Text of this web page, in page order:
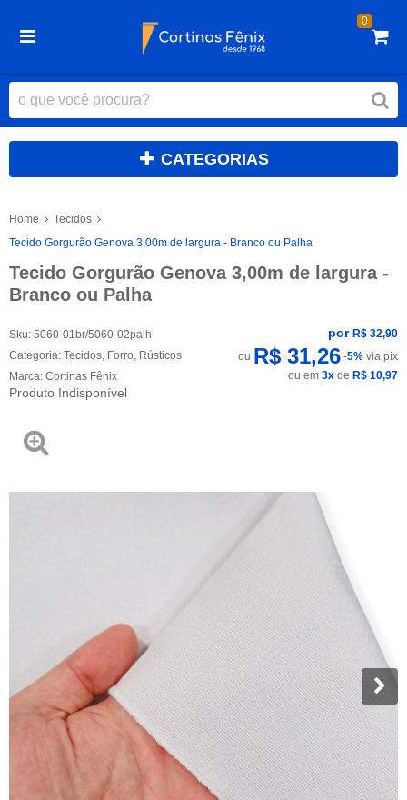
0
CATEGORIAS
Home
Tecidos
Tecido Gorgurão Genova 3,00m de largura - Branco ou Palha
Tecido Gorgurão Genova 3,00m de largura -
Branco ou Palha
Sku: 5060-01br/5060-02palh
Categoria: Tecidos Forro Rústicos
Marca: Cortinas Fênix
Produto Indisponível
por R$ 32,90
ou R$ 31,26 -5% via pix
ou em 3x de R$ 10,97